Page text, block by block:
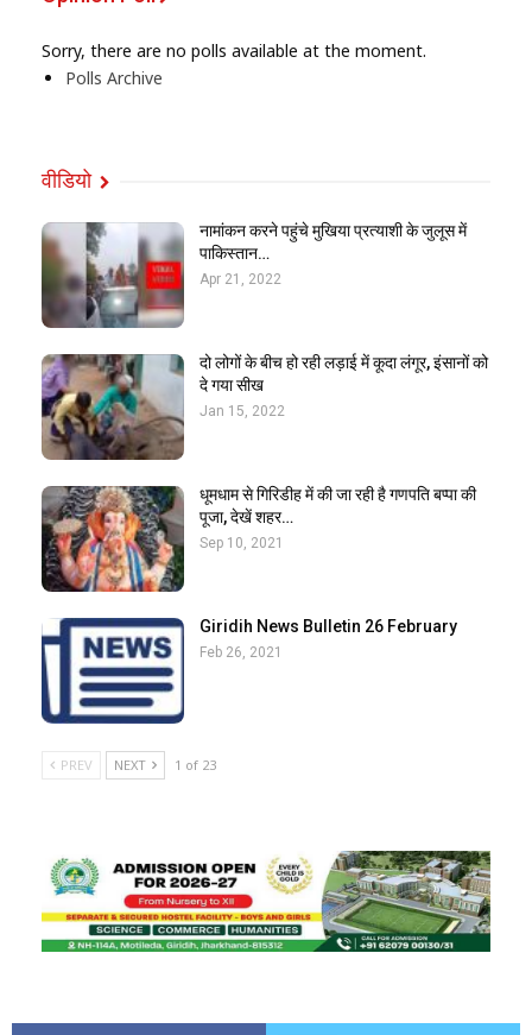
Sorry, there are no polls available at the moment.
Polls Archive
वीडियो
नामांकन करने पहुंचे मुखिया प्रत्याशी के जुलूस में
पाकिस्तान…
Apr 21, 2022
दो लोगों के बीच हो रही लड़ाई में कूदा लंगूर, इंसानों को
दे गया सीख
Jan 15, 2022
धूमधाम से गिरिडीह में की जा रही है गणपति बप्पा की
पूजा, देखें शहर…
Sep 10, 2021
Giridih News Bulletin 26 February
Feb 26, 2021
PREV NEXT 1 of 23